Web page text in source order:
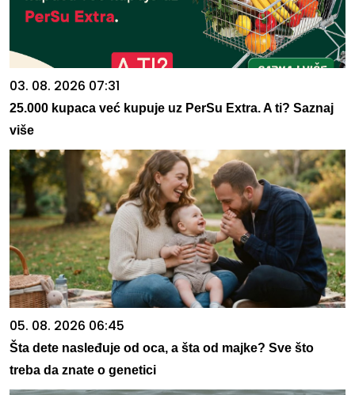
03. 08. 2026 07:31
25.000 kupaca već kupuje uz PerSu Extra. A ti? Saznaj
više
05. 08. 2026 06:45
Šta dete nasleđuje od oca, a šta od majke? Sve što
treba da znate o genetici